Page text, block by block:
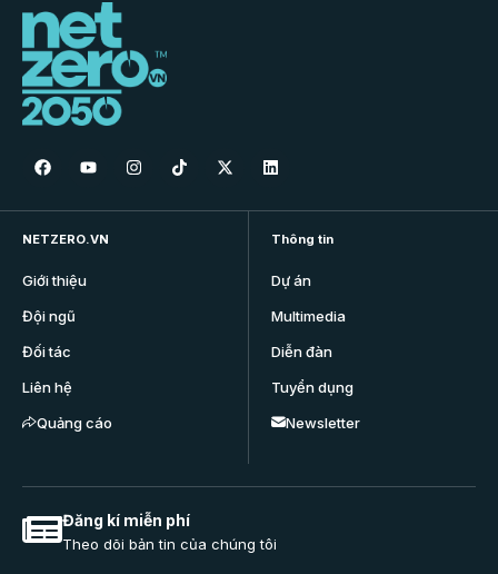
NETZERO.VN
Giới thiệu
Đội ngũ
Đối tác
Liên hệ
Quảng cáo
Thông tin
Dự án
Multimedia
Diễn đàn
Tuyển dụng
Newsletter
Đăng kí miễn phí
Theo dõi bản tin của chúng tôi